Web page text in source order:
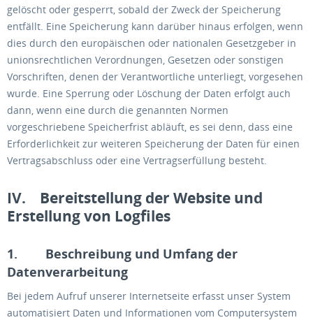
gelöscht oder gesperrt, sobald der Zweck der Speicherung
entfällt. Eine Speicherung kann darüber hinaus erfolgen, wenn
dies durch den europäischen oder nationalen Gesetzgeber in
unionsrechtlichen Verordnungen, Gesetzen oder sonstigen
Vorschriften, denen der Verantwortliche unterliegt, vorgesehen
wurde. Eine Sperrung oder Löschung der Daten erfolgt auch
dann, wenn eine durch die genannten Normen
vorgeschriebene Speicherfrist abläuft, es sei denn, dass eine
Erforderlichkeit zur weiteren Speicherung der Daten für einen
Vertragsabschluss oder eine Vertragserfüllung besteht.
IV. Bereitstellung der Website und
Erstellung von Logfiles
1. Beschreibung und Umfang der
Datenverarbeitung
Bei jedem Aufruf unserer Internetseite erfasst unser System
automatisiert Daten und Informationen vom Computersystem